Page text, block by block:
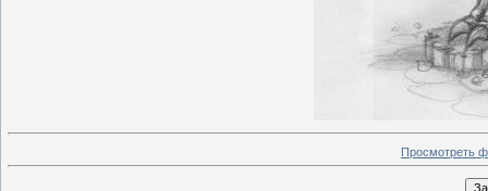
Просмотреть